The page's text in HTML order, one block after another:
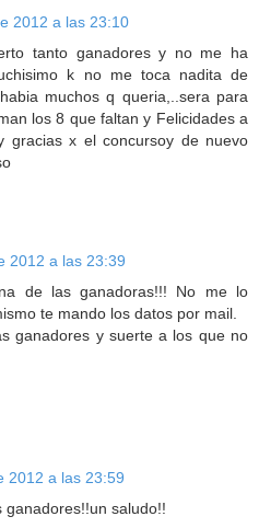
2012 a las 23:10
tanto ganadores y no me ha
k no me toca nadita de
muchos q queria,..sera para
los 8 que faltan y Felicidades a
gracias x el concursoy de nuevo
2012 a las 23:39
de las ganadoras!!! No me lo
te mando los datos por mail.
ganadores y suerte a los que no
2012 a las 23:59
ganadores!!un saludo!!